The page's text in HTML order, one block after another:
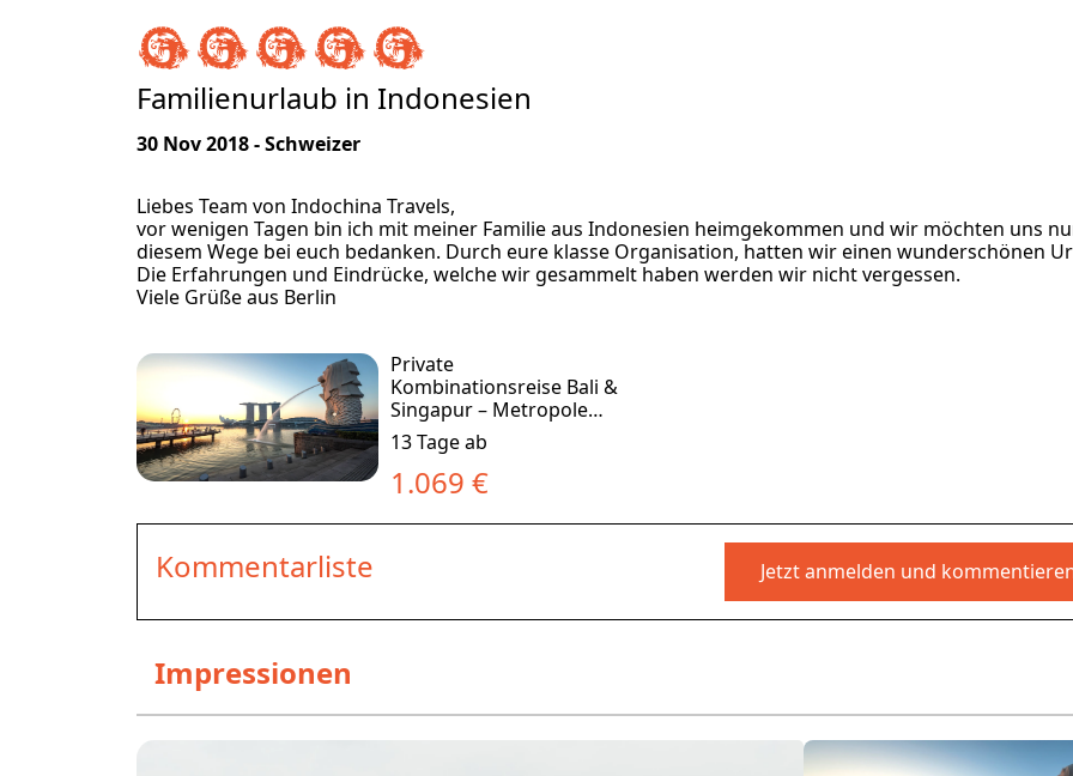
Familienurlaub in Indonesien
30 Nov 2018 - Schweizer
Liebes Team von Indochina Travels,
vor wenigen Tagen bin ich mit meiner Familie aus Indonesien heimgekommen und wir möchten uns
diesem Wege bei euch bedanken. Durch eure klasse Organisation, hatten wir einen wunderschönen
Die Erfahrungen und Eindrücke, welche wir gesammelt haben werden wir nicht vergessen.
Viele Grüße aus Berlin
Private
Kombinationsreise Bali &
Singapur – Metropole
trifft Inselparadies
13 Tage ab
1.069 €
Kommentarliste Jetzt anmelden und
Impressionen